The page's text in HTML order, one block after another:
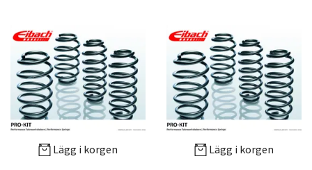
Lägg i korgen Lägg i korgen